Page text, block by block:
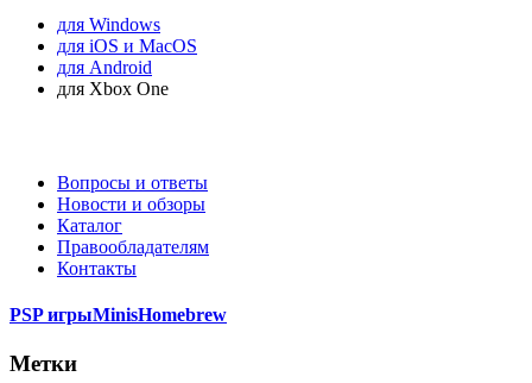
для Windows
для iOS и MacOS
для Android
для Xbox One
Вопросы и ответы
Новости и обзоры
Каталог
Правообладателям
Контакты
PSP игрыMinisHomebrew
Метки